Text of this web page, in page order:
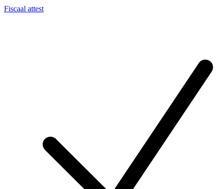
Fiscaal attest